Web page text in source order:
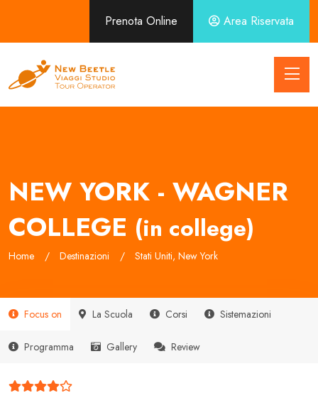
Prenota Online Area Riservata
NEW YORK - WAGNER
COLLEGE (in college)
Home Destinazioni Stati Uniti, New York
Focus on La Scuola Corsi Sistemazioni
Programma Gallery Review